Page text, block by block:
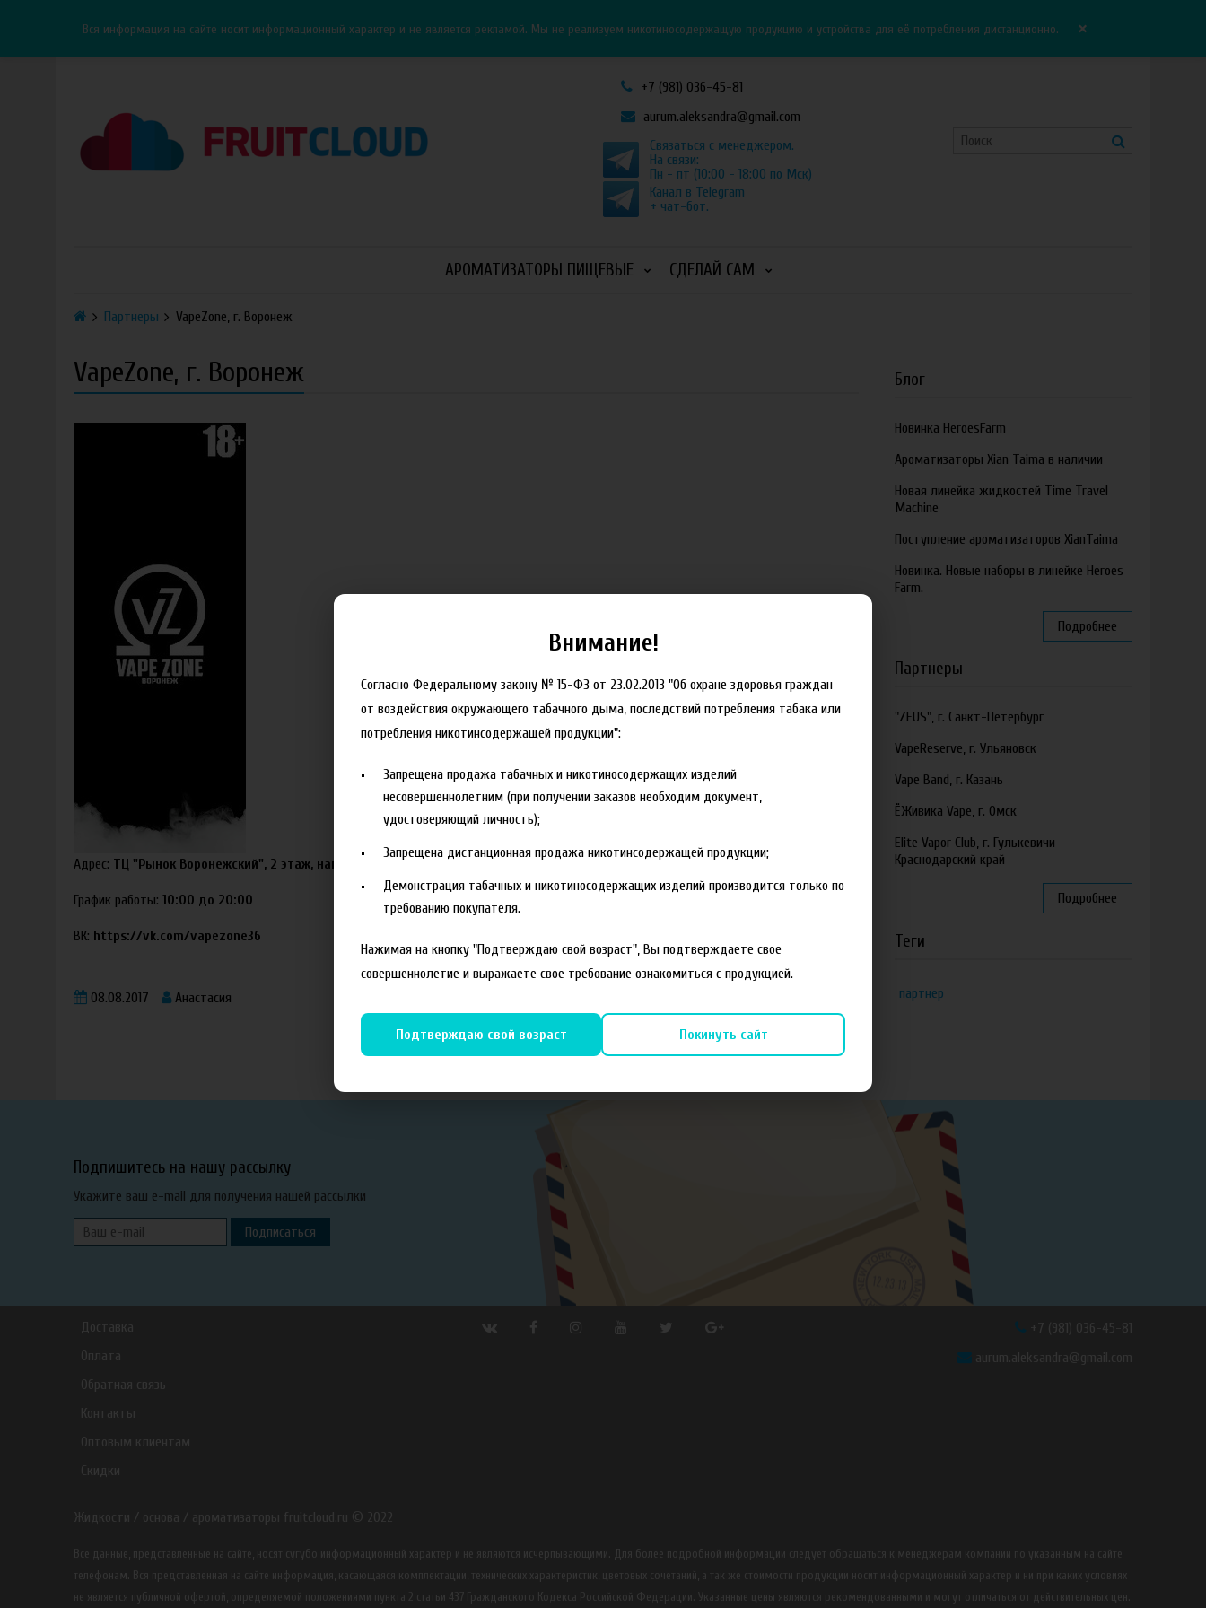
Вся информация на сайте носит информационный характер и не является рекламой. Мы не реализуем никотиносодержащую продукцию и устройства для её потребления дистанционно. ×
+7 (981) 036-45-81
aurum.aleksandra@gmail.com
Связаться с менеджером.
На связи:
Пн - пт (10:00 - 18:00 по Мск)
Канал в Telegram
+ чат-бот.
АРОМАТИЗАТОРЫ ПИЩЕВЫЕ СДЕЛАЙ САМ
Партнеры VapeZone, г. Воронеж
VapeZone, г. Воронеж
Адрес: ТЦ "Рынок Воронежский", 2 этаж, напротив ТЦ "МП", Московский пр. 90/1
График работы: 10:00 до 20:00
ВК: https://vk.com/vapezone36
08.08.2017 Анастасия
Блог
Новинка HeroesFarm
Ароматизаторы Xian Taima в наличии
Новая линейка жидкостей Time Travel
Machine
Поступление ароматизаторов XianTaima
Новинка. Новые наборы в линейке Heroes
Farm.
Подробнее
Партнеры
"ZEUS", г. Санкт-Петербург
VapeReserve, г. Ульяновск
Vape Band, г. Казань
ЁЖивика Vape, г. Омск
Elite Vapor Club, г. Гулькевичи
Краснодарский край
Подробнее
Теги
партнер
Подпишитесь на нашу рассылку
Укажите ваш e-mail для получения нашей рассылки
Подписаться
Доставка
Оплата
Обратная связь
Контакты
Оптовым клиентам
Скидки
+7 (981) 036-45-81
aurum.aleksandra@gmail.com
Жидкости / основа / ароматизаторы fruitcloud.ru © 2022
Все данные, представленные на сайте, носят сугубо информационный характер и не являются исчерпывающими. Для более подробной информации следует обращаться к менеджерам компании по указанным на сайте
телефонам. Вся представленная на сайте информация, касающаяся комплектации, технических характеристик, цветовых сочетаний, а так же стоимости продукции носит информационный характер и ни при каких условиях
не является публичной офертой, определяемой положениями пункта 2 статьи 437 Гражданского Кодекса Российской Федерации. Указанные цены являются рекомендованными и могут отличаться от действительных цен.
Внимание!
Согласно Федеральному закону № 15-ФЗ от 23.02.2013 "Об охране здоровья граждан
от воздействия окружающего табачного дыма, последствий потребления табака или
потребления никотинсодержащей продукции":
Запрещена продажа табачных и никотиносодержащих изделий
несовершеннолетним (при получении заказов необходим документ,
удостоверяющий личность);
Запрещена дистанционная продажа никотинсодержащей продукции;
Демонстрация табачных и никотиносодержащих изделий производится только по
требованию покупателя.
Нажимая на кнопку "Подтверждаю свой возраст", Вы подтверждаете свое
совершеннолетие и выражаете свое требование ознакомиться с продукцией.
Подтверждаю свой возраст Покинуть сайт